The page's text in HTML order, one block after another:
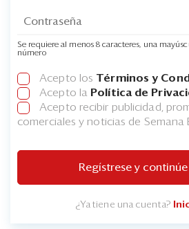
Se requiere al menos 8 caracteres, una
número
Acepto los Términos y
Acepto la Política de
Acepto recibir publicidad,
comerciales y noticias de Semana
Regístrese y
¿Ya tiene una cuenta?